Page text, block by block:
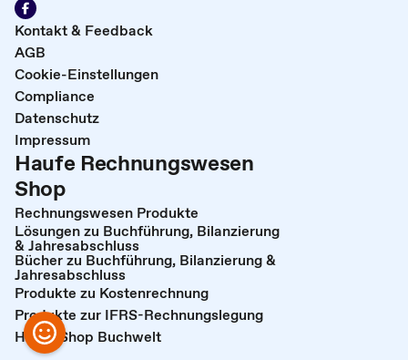
Kontakt & Feedback
AGB
Cookie-Einstellungen
Compliance
Datenschutz
Impressum
Haufe Rechnungswesen
Shop
Rechnungswesen Produkte
Lösungen zu Buchführung, Bilanzierung
& Jahresabschluss
Bücher zu Buchführung, Bilanzierung &
Jahresabschluss
Produkte zu Kostenrechnung
Produkte zur IFRS-Rechnungslegung
Haufe Shop Buchwelt